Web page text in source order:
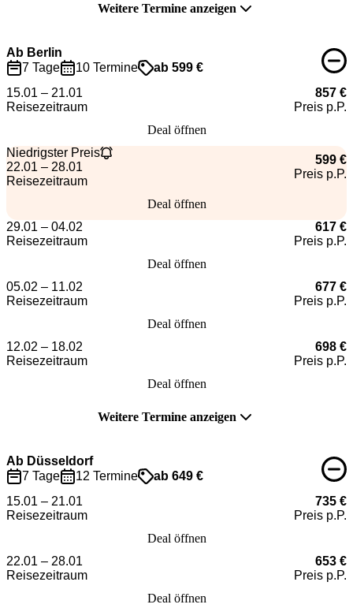
Weitere Termine anzeigen
Ab Berlin
7 Tage
10 Termine
ab 599 €
15.01 – 21.01
Reisezeitraum
857 €
Preis p.P.
Deal öffnen
Niedrigster Preis
22.01 – 28.01
Reisezeitraum
599 €
Preis p.P.
Deal öffnen
29.01 – 04.02
Reisezeitraum
617 €
Preis p.P.
Deal öffnen
05.02 – 11.02
Reisezeitraum
677 €
Preis p.P.
Deal öffnen
12.02 – 18.02
Reisezeitraum
698 €
Preis p.P.
Deal öffnen
Weitere Termine anzeigen
Ab Düsseldorf
7 Tage
12 Termine
ab 649 €
15.01 – 21.01
Reisezeitraum
735 €
Preis p.P.
Deal öffnen
22.01 – 28.01
Reisezeitraum
653 €
Preis p.P.
Deal öffnen